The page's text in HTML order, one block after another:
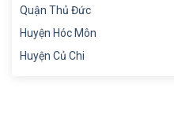
Quận Thủ Đức
Huyện Hóc Môn
Huyện Củ Chi